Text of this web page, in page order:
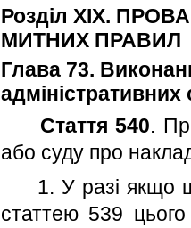
Роздiл XIX.
МИТНИХ ПРАВИЛ
Глава 73.
адмiнiстративних
Стаття 540.
або суду про
1. У разi якщо
статтею 539